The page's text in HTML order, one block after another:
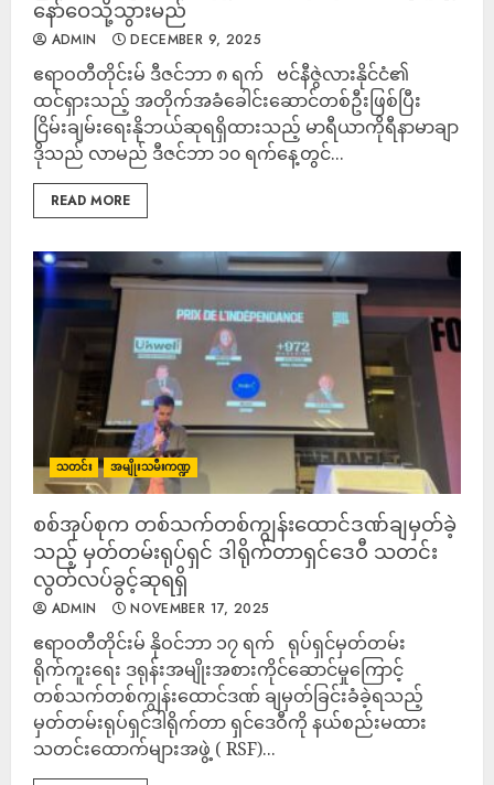
နော်ဝေသို့သွားမည်
ADMIN DECEMBER 9, 2025
ဧရာဝတီတိုင်းမ် ဒီဇင်ဘာ ၈ ရက် ဗင်နီဇွဲလားနိုင်ငံ၏
ထင်ရှားသည့် အတိုက်အခံခေါင်းဆောင်တစ်ဦးဖြစ်ပြီး
ငြိမ်းချမ်းရေးနိုဘယ်ဆုရရှိထားသည့် မာရီယာကိုရီနာမာချာ
ဒိုသည် လာမည် ဒီဇင်ဘာ ၁၀ ရက်နေ့တွင်...
READ MORE
သတင်း အမျိုးသမီးကဏ္ဍ
စစ်အုပ်စုက တစ်သက်တစ်ကျွန်းထောင်ဒဏ်ချမှတ်ခဲ့
သည့် မှတ်တမ်းရုပ်ရှင် ဒါရိုက်တာရှင်ဒေဝီ သတင်း
လွတ်လပ်ခွင့်ဆုရရှိ
ADMIN NOVEMBER 17, 2025
ဧရာဝတီတိုင်းမ် နိုဝင်ဘာ ၁၇ ရက် ရုပ်ရှင်မှတ်တမ်း
ရိုက်ကူးရေး ဒရုန်းအမျိုးအစားကိုင်ဆောင်မှုကြောင့်
တစ်သက်တစ်ကျွန်းထောင်ဒဏ် ချမှတ်ခြင်းခံခဲ့ရသည့်
မှတ်တမ်းရုပ်ရှင်ဒါရိုက်တာ ရှင်ဒေဝီကို နယ်စည်းမထား
သတင်းထောက်များအဖွဲ့ ( RSF)...